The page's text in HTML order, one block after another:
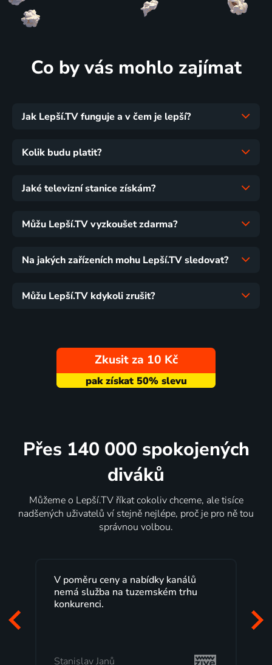
Co by vás mohlo zajímat
Jak Lepší.TV funguje a v čem je lepší?
Kolik budu platit?
Jaké televizní stanice získám?
Můžu Lepší.TV vyzkoušet zdarma?
Na jakých zařízeních mohu Lepší.TV sledovat?
Můžu Lepší.TV kdykoli zrušit?
Zkusit za 10 Kč
Přes 140 000 spokojených
diváků
Můžeme o Lepší.TV říkat cokoliv chceme, ale tisíce
nadšených uživatelů ví stejně nejlépe, proč je pro ně tou
správnou volbou.
ceny a nabídky kanálů
služba na tuzemském trhu
Lepší.TV sleduji
maximální
začátek
Milada Tomešová